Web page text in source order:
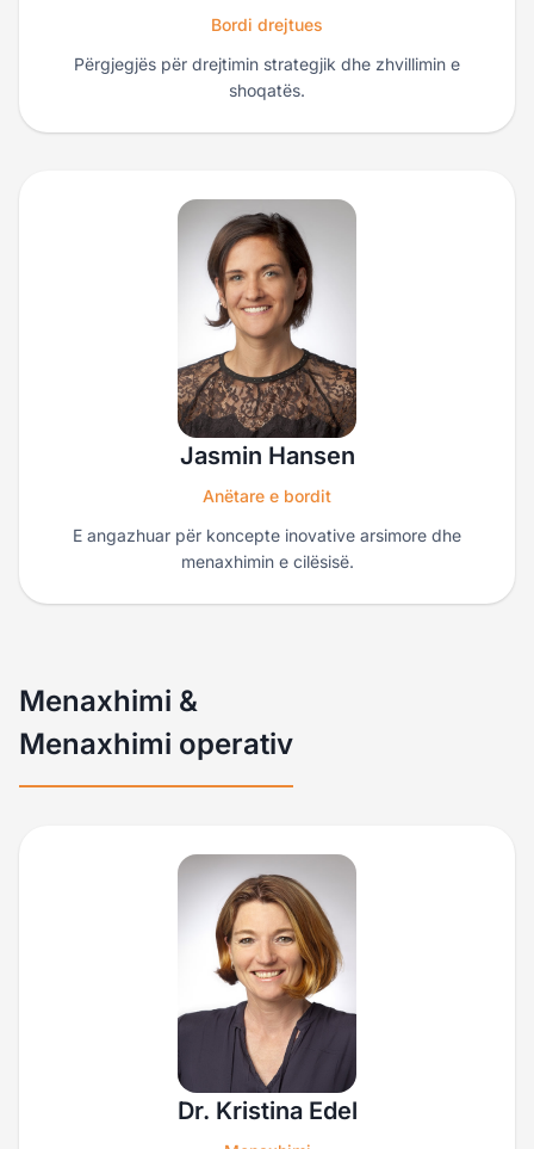
Bordi drejtues
Përgjegjës për drejtimin strategjik dhe zhvillimin e
shoqatës.
Jasmin Hansen
Anëtare e bordit
E angazhuar për koncepte inovative arsimore dhe
menaxhimin e cilësisë.
Menaxhimi &
Menaxhimi operativ
Dr. Kristina Edel